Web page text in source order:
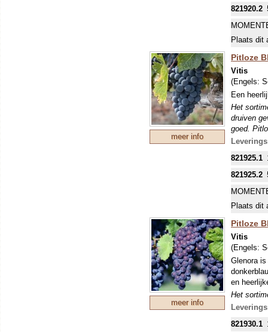
821920.2
Plaats dit
meer info
Pitloze
Vitis
(Engels:
Een
Het
druiven
goed.
vormen.
821925.1
821925.2
Plaats dit
meer info
Pitloze
Vitis
(Engels:
Glenora
en
Het
druiven
vormen.
821930.1